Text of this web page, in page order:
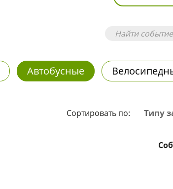
Автобусные
Сортировать по: Типу